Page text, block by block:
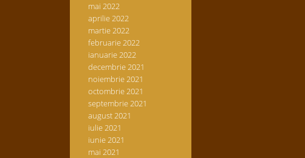
mai 2022
aprilie 2022
martie 2022
februarie 2022
ianuarie 2022
decembrie 2021
noiembrie 2021
octombrie 2021
septembrie 2021
august 2021
iulie 2021
iunie 2021
mai 2021